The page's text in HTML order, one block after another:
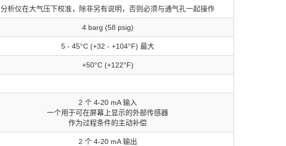
分析仪在大气压下校准，除非另有说明，否则必须与通气孔一起操作
4 barg (58 psig)
5 - 45°C (+32 - +104°F) 最大
+50°C (+122°F)
2 个 4-20 mA 输入
一个用于可在屏幕上显示的外部传感器
作为过程条件的主动补偿
2 个 4-20 mA 输出